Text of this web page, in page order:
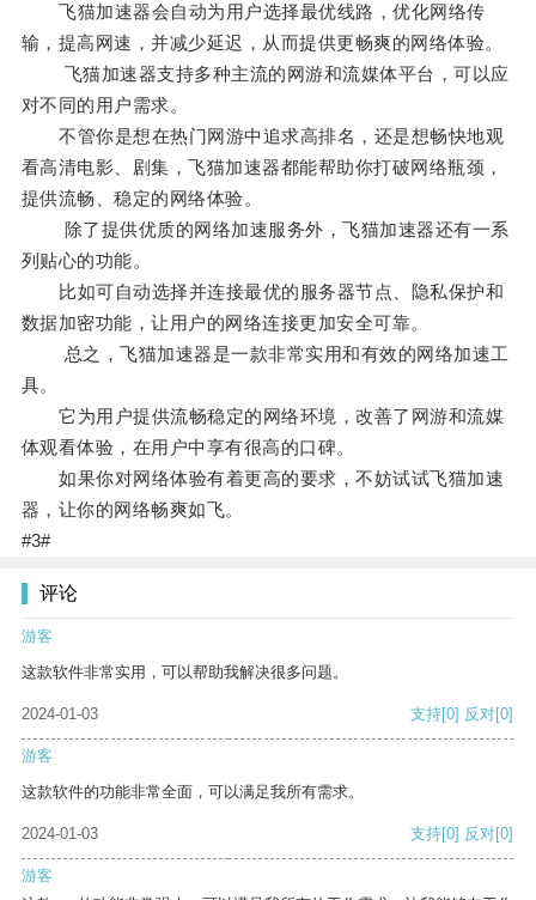
飞猫加速器会自动为用户选择最优线路，优化网络传
输，提高网速，并减少延迟，从而提供更畅爽的网络体验。
飞猫加速器支持多种主流的网游和流媒体平台，可以应
对不同的用户需求。
不管你是想在热门网游中追求高排名，还是想畅快地观
看高清电影、剧集，飞猫加速器都能帮助你打破网络瓶颈，
提供流畅、稳定的网络体验。
除了提供优质的网络加速服务外，飞猫加速器还有一系
列贴心的功能。
比如可自动选择并连接最优的服务器节点、隐私保护和
数据加密功能，让用户的网络连接更加安全可靠。
总之，飞猫加速器是一款非常实用和有效的网络加速工
具。
它为用户提供流畅稳定的网络环境，改善了网游和流媒
体观看体验，在用户中享有很高的口碑。
如果你对网络体验有着更高的要求，不妨试试飞猫加速
器，让你的网络畅爽如飞。
#3#
评论
游客
这款软件非常实用，可以帮助我解决很多问题。
2024-01-03 支持[0] 反对[0]
游客
这款软件的功能非常全面，可以满足我所有需求。
2024-01-03 支持[0] 反对[0]
游客